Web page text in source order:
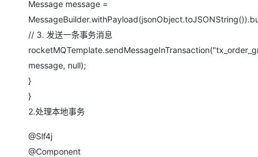
Message message =
// 3. 发送一条事务消息
message, null);
}
}
2.处理本地事务
@Slf4j
@Component